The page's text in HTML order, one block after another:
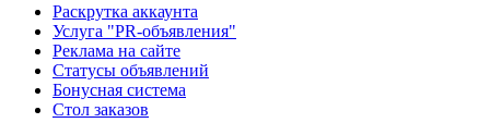
Раскрутка аккаунта
Услуга "PR-объявления"
Реклама на сайте
Статусы объявлений
Бонусная система
Стол заказов